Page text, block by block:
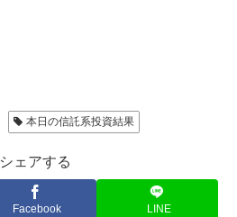
本日の信託系投資結果
シェアする
Facebook LINE